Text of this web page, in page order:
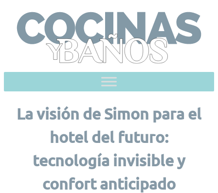
content
La visión de Simon para el
hotel del futuro:
tecnología invisible y
confort anticipado